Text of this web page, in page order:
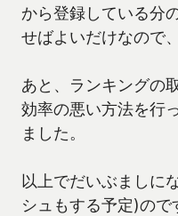
から登録している分
せばよいだけなので
あと、ランキングの
効率の悪い方法を行
ました。
以上でだいぶましに
シュもする予定)の